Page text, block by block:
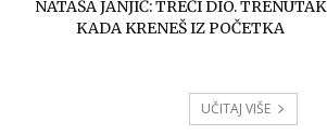
NATAŠA JANJIĆ: TREĆI DIO. TRENUTAK
KADA KRENEŠ IZ POČETKA
UČITAJ VIŠE